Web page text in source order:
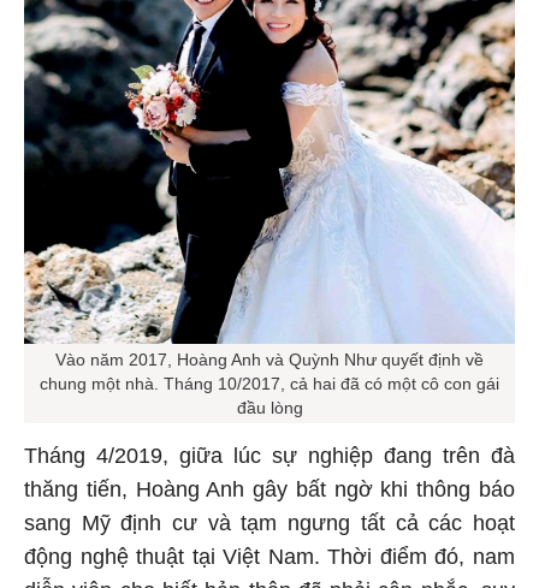
Vào năm 2017, Hoàng Anh và Quỳnh Như quyết định về
chung một nhà. Tháng 10/2017, cả hai đã có một cô con gái
đầu lòng
Tháng 4/2019, giữa lúc sự nghiệp đang trên đà
thăng tiến, Hoàng Anh gây bất ngờ khi thông báo
sang Mỹ định cư và tạm ngưng tất cả các hoạt
động nghệ thuật tại Việt Nam. Thời điểm đó, nam